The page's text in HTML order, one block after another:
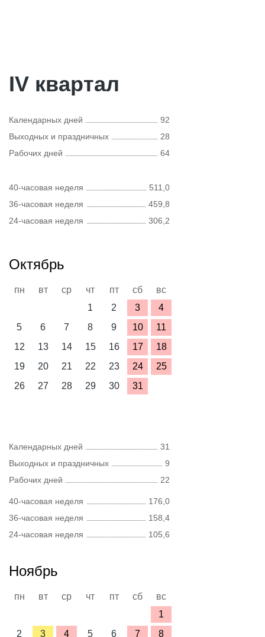
IV квартал
Календарных дней
92
Выходных и праздничных
28
Рабочих дней
64
40-часовая неделя
511,0
36-часовая неделя
459,8
24-часовая неделя
306,2
Октябрь
пн вт ср чт пт сб
вс
1
2 3
4
5
6 7 8 9 10
11
12
13 14 15 16 17
18
19
20 21 22 23 24
25
26
27 28 29 30 31
Календарных дней
31
Выходных и праздничных
9
Рабочих дней
22
40-часовая неделя
176,0
36-часовая неделя
158,4
24-часовая неделя
105,6
Ноябрь
пн вт ср чт пт сб
вс
1
2
3 4 5 6 7 8